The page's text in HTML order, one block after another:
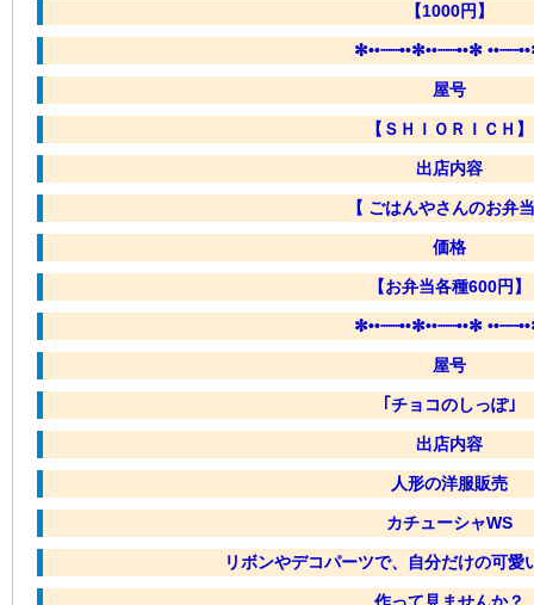
【1000円】
✼••┈┈••✼••┈┈••✼
屋号
【ＳＨＩＯＲＩＣＨ】
出店内容
【 ごはんやさんのお弁
価格
【お弁当各種600円】
✼••┈┈••✼••┈┈••✼
屋号
｢チョコのしっぽ｣
出店内容
人形の洋服販売
カチューシャWS
リボンやデコパーツで、自分だけの可愛